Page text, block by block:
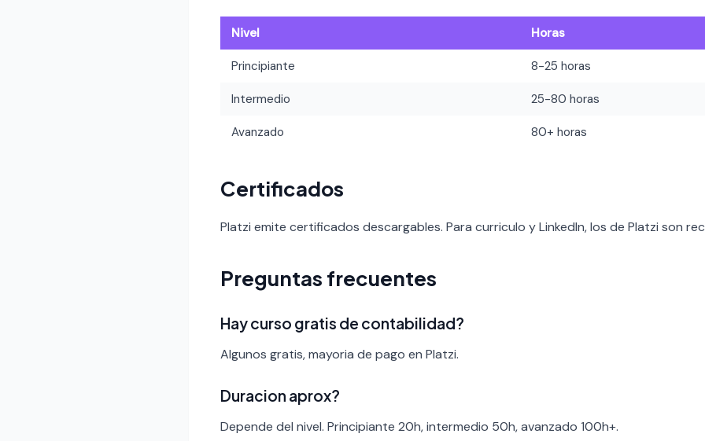
Nivel Horas
Principiante 8-25 horas
Intermedio 25-80 horas
Avanzado 80+ horas
Certificados
Platzi emite certificados descargables. Para curriculo y LinkedIn, los de Platzi son
Preguntas frecuentes
Hay curso gratis de contabilidad?
Algunos gratis, mayoria de pago en Platzi.
Duracion aprox?
Depende del nivel. Principiante 20h, intermedio 50h, avanzado 100h+.